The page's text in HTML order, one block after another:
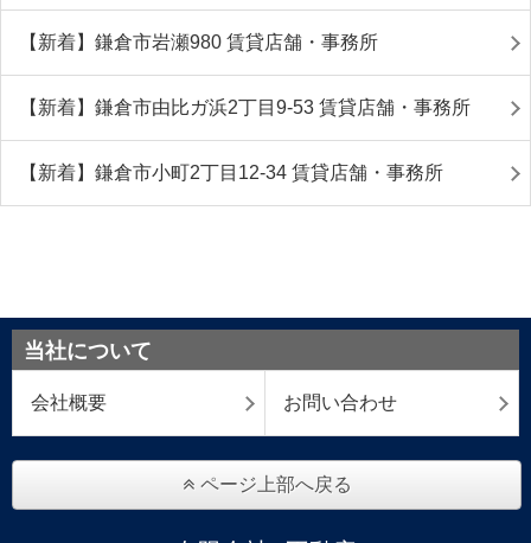
【新着】鎌倉市岩瀬980 賃貸店舗・事務所
【新着】鎌倉市由比ガ浜2丁目9-53 賃貸店舗・事務所
【新着】鎌倉市小町2丁目12-34 賃貸店舗・事務所
当社について
会社概要 お問い合わせ
ページ上部へ戻る